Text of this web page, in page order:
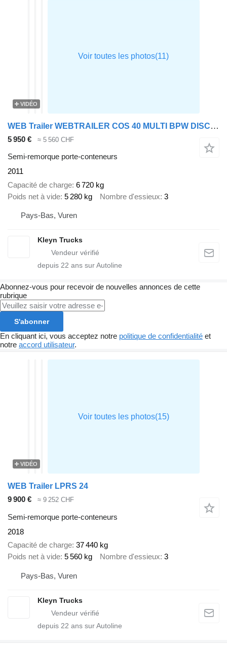
VIDÉO
WEB Trailer WEBTRAILER COS 40 MULTI BPW DISC LIFTA
5 950 € ≈ 5 560 CHF
Semi-remorque porte-conteneurs
2011
Capacité de charge 6 720 kg
Poids net à vide 5 280 kg Nombre d'essieux 3
Pays-Bas, Vuren
Kleyn Trucks
depuis 22 ans sur Autoline
Abonnez-vous pour recevoir de nouvelles annonces de cette
rubrique
S'abonner
En cliquant ici, vous acceptez notre politique de confidentialité et
notre accord utilisateur.
VIDÉO
WEB Trailer LPRS 24
9 900 €
≈ 9 252 CHF
Semi-remorque porte-conteneurs
2018
Capacité de charge 37 440 kg
Poids net à vide 5 560 kg Nombre d'essieux 3
Pays-Bas, Vuren
Kleyn Trucks
depuis 22 ans sur Autoline